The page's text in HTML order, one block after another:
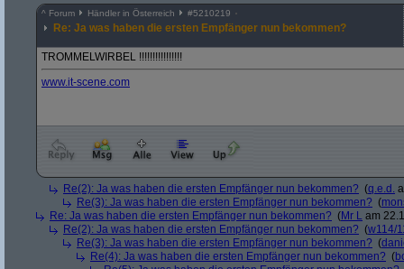
^ Forum Händler in Österreich #5210219
Re: Ja was haben die ersten Empfänger nun bekommen?
TROMMELWIRBEL !!!!!!!!!!!!!!!!
www.it-scene.com
Re(2): Ja was haben die ersten Empfänger nun bekommen? (q.e.d.
Re(3): Ja was haben die ersten Empfänger nun bekommen? (
Re: Ja was haben die ersten Empfänger nun bekommen? (Mr L am
Re(2): Ja was haben die ersten Empfänger nun bekommen? (w114/
Re(3): Ja was haben die ersten Empfänger nun bekommen? (
Re(4): Ja was haben die ersten Empfänger nun bekommen? (